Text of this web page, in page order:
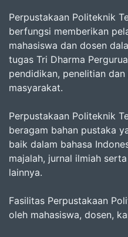
Perpustakaan Politeknik
berfungsi memberikan
mahasiswa dan dosen
tugas Tri Dharma
pendidikan, penelitian
masyarakat.
Perpustakaan Politeknik
beragam bahan pustaka
baik dalam bahasa
majalah, jurnal ilmiah
lainnya.
Fasilitas Perpustakaan
oleh mahasiswa, dosen,